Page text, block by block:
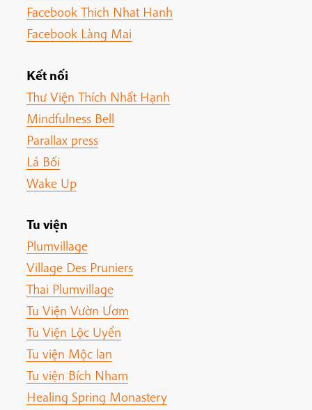
Facebook Thich Nhat Hanh
Facebook Làng Mai
Kết nối
Thư Viện Thích Nhất Hạnh
Mindfulness Bell
Parallax press
Lá Bối
Wake Up
Tu viện
Plumvillage
Village Des Pruniers
Thai Plumvillage
Tu Viện Vườn Ươm
Tu Viện Lộc Uyển
Tu viện Mộc lan
Tu viện Bích Nham
Healing Spring Monastery